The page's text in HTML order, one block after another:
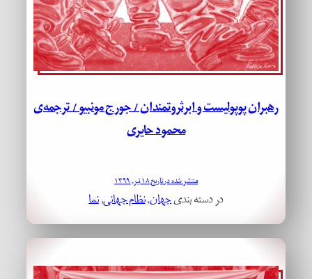
رهبران پوپولیست و ابرثروتمندان / جورج مونبیو / ترجمه‌ی
محمود حایری
منتشر شده در تاریخ ۱۸ تیر, ۱۳۹۹
در دسته بندیجهان, نظام جهانی, نما